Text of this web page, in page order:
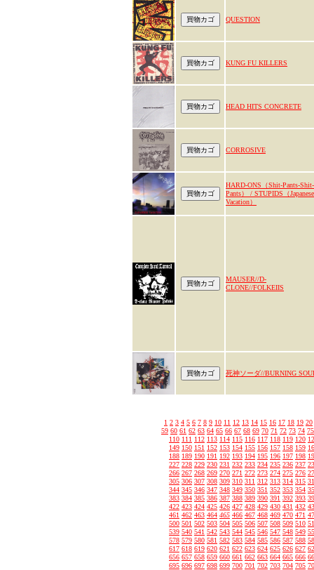
QUESTION
KUNG FU KILLERS
HEAD HITS CONCRETE
CORROSIVE
HARD-ONS（Shit-Pants-Shit-
Pants） / STUPIDS（Japanese
Vacation）
MAUSER//D-
CLONE//FOLKEIIS
死神ソーダ//BURNING
1 2 3 4 5 6 7 8 9 10 11 12 13 14 15 16 17 18 19 20
59 60 61 62 63 64 65 66 67 68 69 70 71 72 73 74 75
110 111 112 113 114 115 116 117 118 119 120
149 150 151 152 153 154 155 156 157 158 159
188 189 190 191 192 193 194 195 196 197 198
227 228 229 230 231 232 233 234 235 236 237
266 267 268 269 270 271 272 273 274 275 276
305 306 307 308 309 310 311 312 313 314 315
344 345 346 347 348 349 350 351 352 353 354
383 384 385 386 387 388 389 390 391 392 393
422 423 424 425 426 427 428 429 430 431 432
461 462 463 464 465 466 467 468 469 470 471
500 501 502 503 504 505 506 507 508 509 510
539 540 541 542 543 544 545 546 547 548 549
578 579 580 581 582 583 584 585 586 587 588
617 618 619 620 621 622 623 624 625 626 627
656 657 658 659 660 661 662 663 664 665 666
695 696 697 698 699 700 701 702 703 704 705